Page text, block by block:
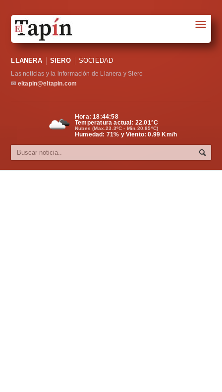
Sociedad
Política
Cultura
☰
LLANERA SIERO SOCIEDAD
Las noticias y la información de Llanera y Siero
✉ eltapin@eltapin.com
Hora:18:44:59
Temperatura actual: 22.01°C
Nubes (Max.23.3ºC - Min.20.85ºC)
Humedad: 71% y Viento: 0.99 Km/h